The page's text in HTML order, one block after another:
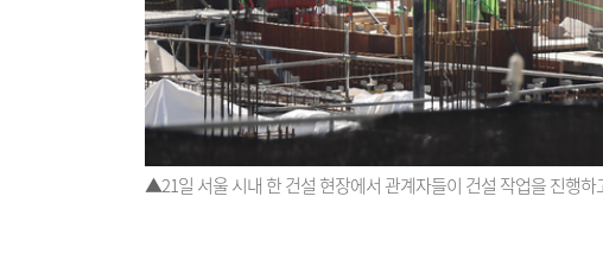
▲21일 서울 시내 한 건설 현장에서 관계자들이 건설 작업을 진행하